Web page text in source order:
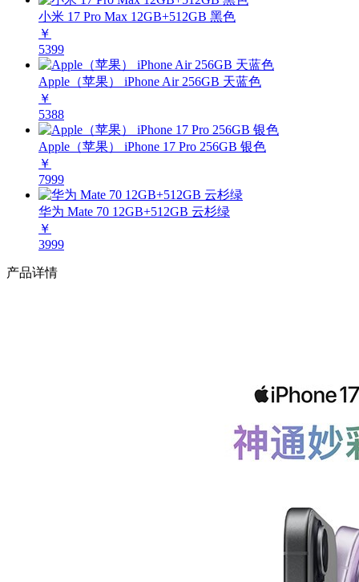
小米 17 Pro Max 12GB+512GB 黑色
￥
5399
Apple（苹果） iPhone Air 256GB 天蓝色
￥
5388
Apple（苹果） iPhone 17 Pro 256GB 银色
￥
7999
华为 Mate 70 12GB+512GB 云杉绿
￥
3999
产品详情